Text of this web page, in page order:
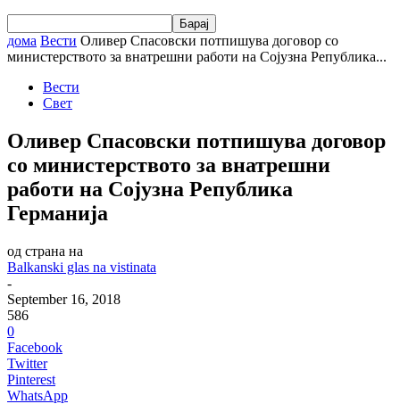
дома Вести Oливер Спасовски потпишува договор со
министерството за внатрешни работи на Сојузна Република...
Вести
Свет
Oливер Спасовски потпишува договор
со министерството за внатрешни
работи на Сојузна Република
Германија
од страна на
Balkanski glas na vistinata
-
September 16, 2018
586
0
Facebook
Twitter
Pinterest
WhatsApp